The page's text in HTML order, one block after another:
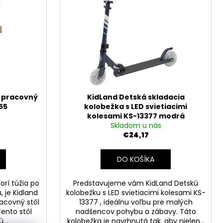
pracovný
túžia po
je Kidland
stôl
stôl
KidLand Detská skladacia
kolobežka s LED svietiacimi
kolesami KS-13377 modrá
Skladom u nás
€24,17
DO KOŠÍKA
Predstavujeme vám KidLand Detskú
kolobežku s LED svietiacimi kolesami KS-
13377 , ideálnu voľbu pre malých
nadšencov pohybu a zábavy. Táto
KAPITÁN